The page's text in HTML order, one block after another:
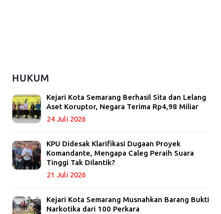
HUKUM
Kejari Kota Semarang Berhasil Sita dan Lelang
Aset Koruptor, Negara Terima Rp4,98 Miliar
24 Juli 2026
KPU Didesak Klarifikasi Dugaan Proyek
Komandante, Mengapa Caleg Peraih Suara
Tinggi Tak Dilantik?
21 Juli 2026
Kejari Kota Semarang Musnahkan Barang Bukti
Narkotika dari 100 Perkara